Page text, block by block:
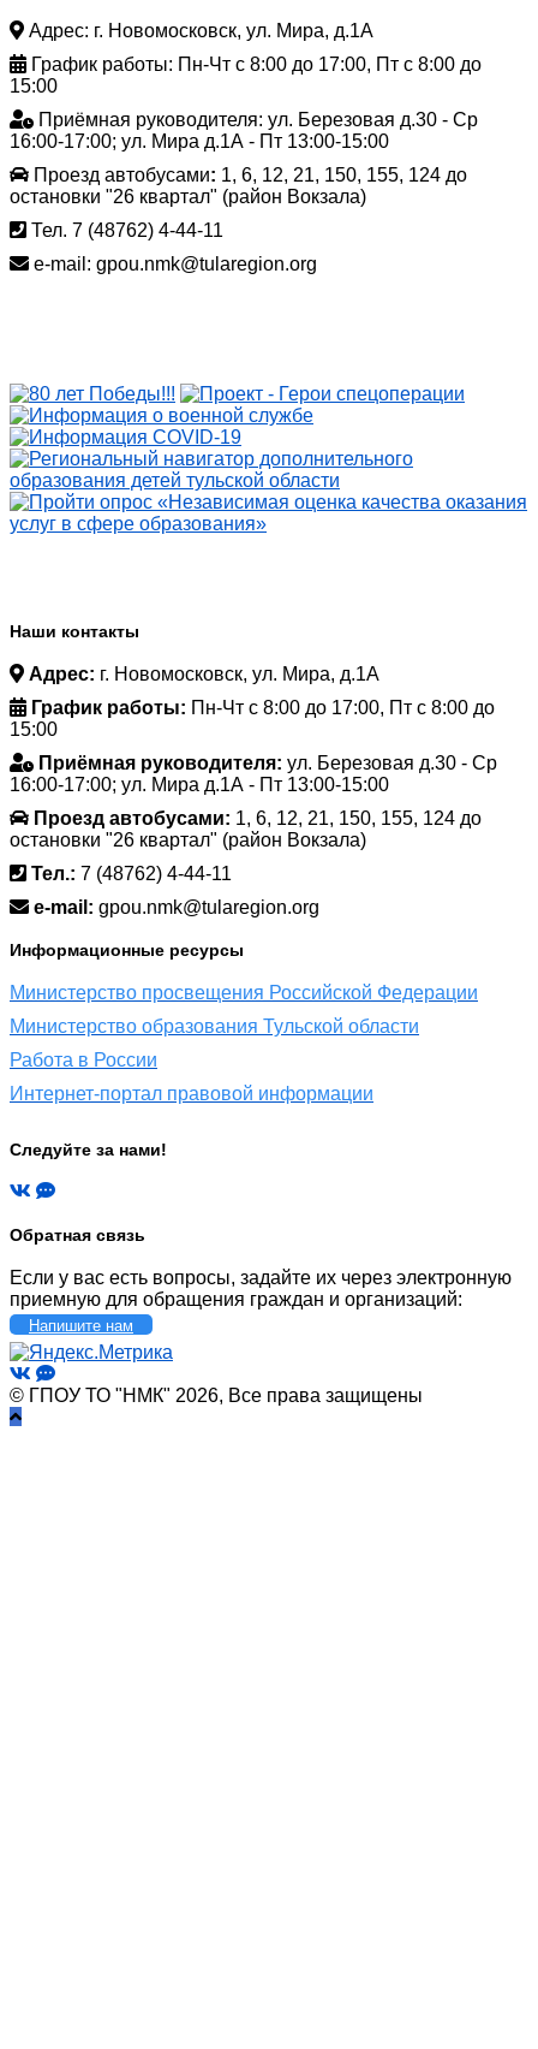
Адрес: г. Новомосковск, ул. Мира, д.1А
График работы: Пн-Чт с 8:00 до 17:00, Пт с 8:00 до
15:00
Приёмная руководителя: ул. Березовая д.30 - Ср
16:00-17:00; ул. Мира д.1А - Пт 13:00-15:00
Проезд автобусами: 1, 6, 12, 21, 150, 155, 124 до
остановки "26 квартал" (район Вокзала)
Тел. 7 (48762) 4-44-11
e-mail: gpou.nmk@tularegion.org
Наши контакты
Адрес: г. Новомосковск, ул. Мира, д.1А
График работы: Пн-Чт с 8:00 до 17:00, Пт с 8:00 до
15:00
Приёмная руководителя: ул. Березовая д.30 - Ср
16:00-17:00; ул. Мира д.1А - Пт 13:00-15:00
Проезд автобусами: 1, 6, 12, 21, 150, 155, 124 до
остановки "26 квартал" (район Вокзала)
Тел.: 7 (48762) 4-44-11
e-mail: gpou.nmk@tularegion.org
Информационные ресурсы
Министерство просвещения Российской Федерации
Министерство образования Тульской области
Работа в России
Интернет-портал правовой информации
Следуйте за нами!
Обратная связь
Если у вас есть вопросы, задайте их через электронную
приемную для обращения граждан и организаций:
Напишите нам
© ГПОУ ТО "НМК" 2026, Все права защищены